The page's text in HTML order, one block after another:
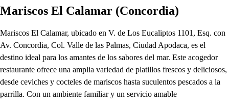
Mariscos El Calamar (Concordia)
Mariscos El Calamar, ubicado en V. de Los Eucaliptos 1101, Esq. con
Av. Concordia, Col. Valle de las Palmas, Ciudad Apodaca, es el
destino ideal para los amantes de los sabores del mar. Este acogedor
restaurante ofrece una amplia variedad de platillos frescos y deliciosos,
desde ceviches y cocteles de mariscos hasta suculentos pescados a la
parrilla. Con un ambiente familiar y un servicio amable